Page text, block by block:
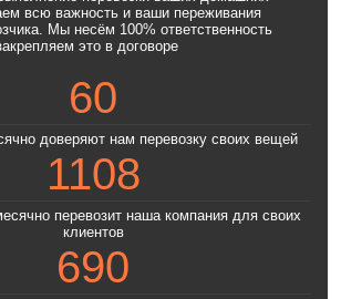
всю важность и ваши переживания
Мы несём 100% ответственность
это в договоре
60
доверяют нам перевозку своих вещей
1108
перевозит наша компания для своих
клиентов
690